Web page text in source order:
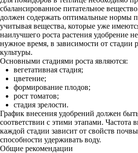
сбалансированное питательное
должен содержать оптимальные нормы
учитывая вещества, которые уже
наилучшего роста растения удобрение
нужное время, в зависимости от стадии
культуры.
Основными стадиями роста являются:
вегетативная стадия;
цветение;
формирование плодов;
рост томатов;
стадия зрелости.
График внесения удобрений должен
соответствии с этими этапами. Частота
каждой стадии зависит от свойств
способности удерживать воду.
Общие рекомендации